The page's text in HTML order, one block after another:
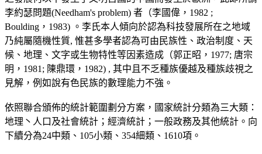
李約瑟問題(Needham's problem) 者（李國偉，1982 ;
Boulding，1983) 。李氏本人傾向於認為科技發展所在之地域
乃純屬隨機性質, 惟甚多學者認為可由民族性、政治制度、天
候、地理、文字或生物特性等因素造成（郭正昭，1977; 唐宗
明，1981; 陳鼎環，1982) , 其中且不乏種族優越及種族歧視之
見解，例如說有色民族的數理能力不強。
依照聯合頒佈的統計範圍劃分方案，國家統計分類為三大類：
地理丶人口及社會統計；經濟統計；一般政務及其他統計。向
下續分為24中類、105小類、354細類、1610項。